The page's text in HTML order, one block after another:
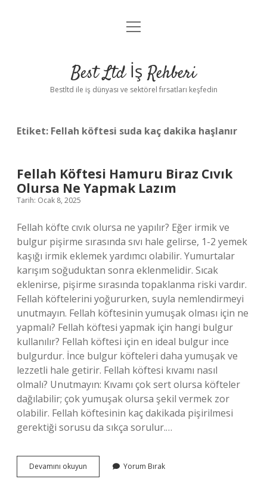
Anasayfa
Yasal Uyarı
menüyü
Best Ltd İş Rehberi
Bestltd ile iş dünyası ve sektörel fırsatları keşfedin
Etiket: Fellah köftesi suda kaç dakika haşlanır
Fellah Köftesi Hamuru Biraz Cıvık
Olursa Ne Yapmak Lazım
Tarih: Ocak 8, 2025
Fellah köfte cıvık olursa ne yapılır? Eğer irmik ve
bulgur pişirme sırasında sıvı hale gelirse, 1-2 yemek
kaşığı irmik eklemek yardımcı olabilir. Yumurtalar
karışım soğuduktan sonra eklenmelidir. Sıcak
eklenirse, pişirme sırasında topaklanma riski vardır.
Fellah köftelerini yoğururken, suyla nemlendirmeyi
unutmayın. Fellah köftesinin yumuşak olması için ne
yapmalı? Fellah köftesi yapmak için hangi bulgur
kullanılır? Fellah köftesi için en ideal bulgur ince
bulgurdur. İnce bulgur köfteleri daha yumuşak ve
lezzetli hale getirir. Fellah köftesi kıvamı nasıl
olmalı? Unutmayın: Kıvamı çok sert olursa köfteler
dağılabilir; çok yumuşak olursa şekil vermek zor
olabilir. Fellah köftesinin kaç dakikada pişirilmesi
gerektiği sorusu da sıkça sorulur.…
Devamını okuyun
Köftesi
Yorum Bırak